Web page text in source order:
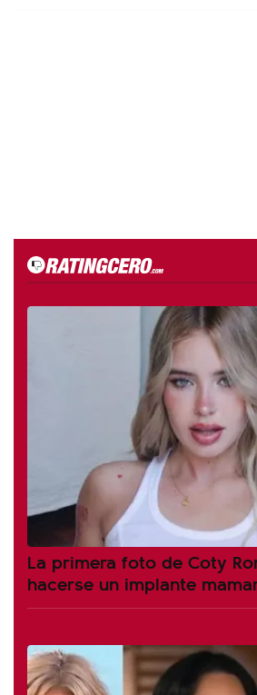
La primera foto de Coty
hacerse un implante